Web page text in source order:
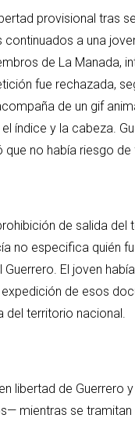
provisional tras
a una
de La Manada,
fue rechazada,
de un gif
índice y la cabeza.
no había riesgo de
de salida del
no especifica quién
El joven
de esos
del territorio nacional.
libertad de Guerrero
mientras se